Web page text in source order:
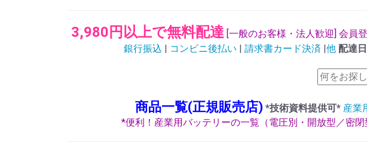
3,980円以上で無料配達 [一般のお客様・法人歓迎] 会員
銀行振込 | コンビニ後払い | 請求書カード決済 |他 配達
商品一覧(正規販売店) *技術資料提供可* 産業
*便利！産業用バッテリーの一覧（電圧別・開放型／密